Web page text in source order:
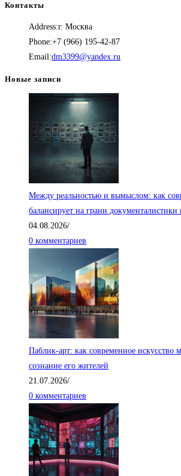
4,000.00₽.
Контакты
Address:г. Москва
Phone:+7 (966) 195-42-87
Email:dm3399@yandex.ru
Новые записи
Между реальностью и вымыслом: как
балансирует на грани документалистики
04.08.2026/
0 комментариев
Паблик-арт: как современное искусство
сознание его жителей
21.07.2026/
0 комментариев